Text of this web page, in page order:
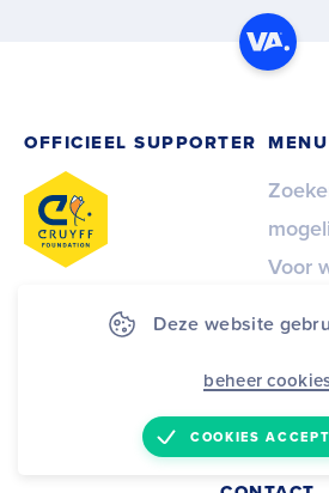
Deze website
beheer
COOKIES
OFFICIEEL SUPPORTER MENU
Voor
Demo